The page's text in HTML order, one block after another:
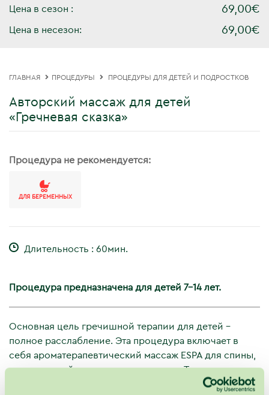
Цена в сезон : 69,00€
Цена в несезон: 69,00€
ГЛАВНАЯ ПРОЦЕДУРЫ ПРОЦЕДУРЫ ДЛЯ ДЕТЕЙ И ПОДРОСТКОВ
Авторский массаж для детей
«Гречневая сказка»
Процедура не рекомендуется:
ДЛЯ БЕРЕМЕННЫХ
Длительность : 60мин.
Процедура предназначена для детей 7–14 лет.
Основная цель гречишной терапии для детей -
полное расслабление. Эта процедура включает в
себя ароматерапевтический массаж ESPA для спины,
классический массаж и массаж стоп. Также
используется терапия теплом, которая помогает